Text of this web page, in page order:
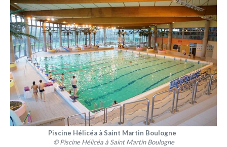
Piscine Hélicéa à Saint Martin Boulogne
© Piscine Hélicéa à Saint Martin Boulogne